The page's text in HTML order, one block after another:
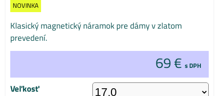
NOVINKA
Klasický magnetický náramok pre dámy v zlatom
prevedení.
69 € s DPH
Veľkosť